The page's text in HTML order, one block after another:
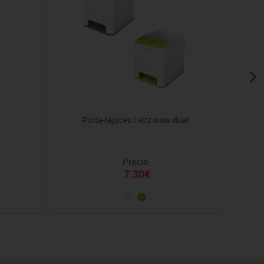
Porta-lápices Leitz wow dual
Precio
7.30€